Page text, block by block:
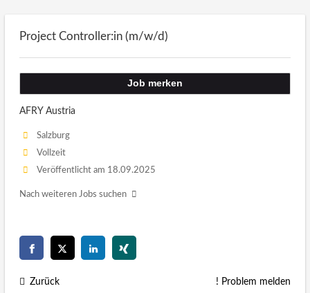
Project Controller:in (m/w/d)
Job merken
AFRY Austria
Salzburg
Vollzeit
Veröffentlicht am 18.09.2025
Nach weiteren Jobs suchen
Zurück ! Problem melden